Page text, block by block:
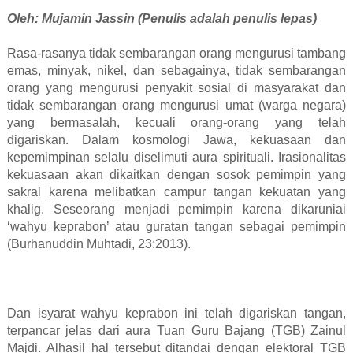
Oleh: Mujamin Jassin (Penulis adalah penulis lepas)
Rasa-rasanya tidak sembarangan orang mengurusi tambang
emas, minyak, nikel, dan sebagainya, tidak sembarangan
orang yang mengurusi penyakit sosial di masyarakat dan
tidak sembarangan orang mengurusi umat (warga negara)
yang bermasalah, kecuali orang-orang yang telah
digariskan. Dalam kosmologi Jawa, kekuasaan dan
kepemimpinan selalu diselimuti aura spirituali. Irasionalitas
kekuasaan akan dikaitkan dengan sosok pemimpin yang
sakral karena melibatkan campur tangan kekuatan yang
khalig. Seseorang menjadi pemimpin karena dikaruniai
‘wahyu keprabon’ atau guratan tangan sebagai pemimpin
(Burhanuddin Muhtadi, 23:2013).
Dan isyarat wahyu keprabon ini telah digariskan tangan,
terpancar jelas dari aura Tuan Guru Bajang (TGB) Zainul
Majdi. Alhasil hal tersebut ditandai dengan elektoral TGB